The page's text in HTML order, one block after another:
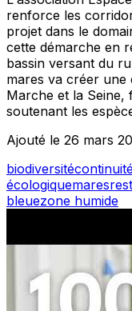
renforce les
projet dans le
cette démarche en
bassin versant du
mares va créer une
Marche et la Seine,
soutenant les
Ajouté le 26 mars
biodiversité
écologiquemares
bleuezone humide